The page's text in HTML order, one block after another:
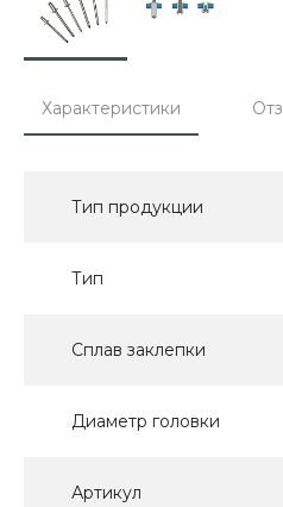
Характеристики
Тип продукции
Тип
Сплав заклепки
Диаметр головки
Артикул